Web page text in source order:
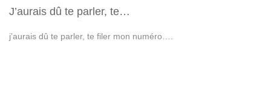
J’aurais dû te parler, te…
j’aurais dû te parler, te filer mon numéro….